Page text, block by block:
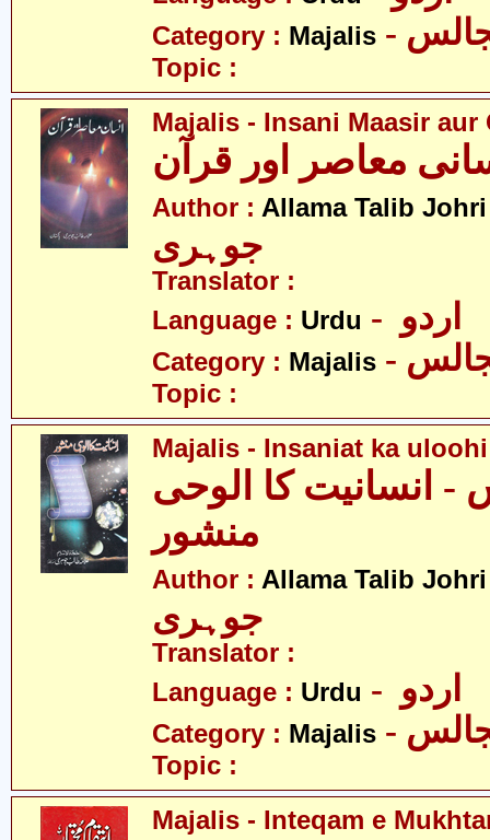
Category : Majalis
Topic :
Majalis - Insani Maasir aur
Author : Allama Talib Johri
جوہری
Translator :
Language : Urdu
Category : Majalis
Topic :
Majalis - Insaniat ka
- انسانیت کا الوحی
Author : Allama Talib Johri
جوہری
Translator :
Language : Urdu
Category : Majalis
Topic :
Majalis - Inteqam e